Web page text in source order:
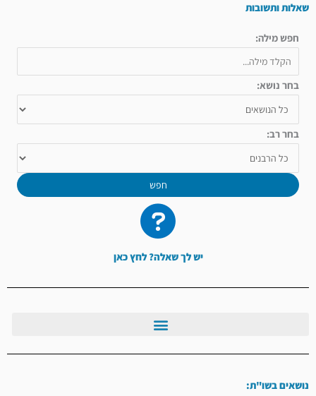
שאלות ותשובות
חפש מילה:
בחר נושא:
בחר רב:
חפש
יש לך שאלה? לחץ כאן
נושאים בשו"ת: